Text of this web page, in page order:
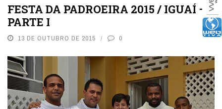
FESTA DA PADROEIRA 2015 / IGUAÍ –
PARTE I
13 DE OUTUBRO DE 2015 0